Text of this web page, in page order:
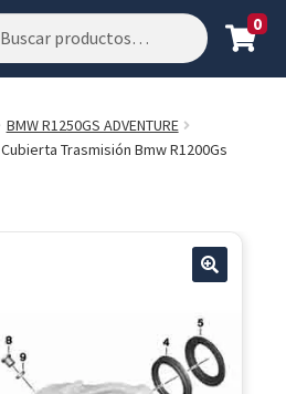
0
BMW R1250GS ADVENTURE
Cubierta Trasmisión Bmw R1200Gs